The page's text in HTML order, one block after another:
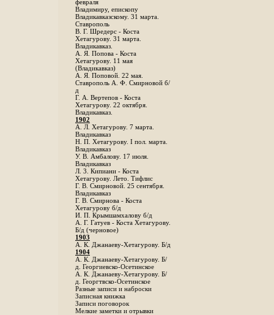
февраля
Владимиру, епископу
Владикавказскому. 31 марта.
Ставрополь
В. Г. Шредерс - Коста
Хетагурову. 31 марта.
Владикавказ.
А. Я. Попова - Коста
Хетагурову. 11 мая
(Владикавказ)
А. Я. Поповой. 22 мая.
Ставрополь А. Ф. Смирновой б/
д
Г. А. Вертепов - Коста
Хетагурову. 22 октября.
Владикавказ.
1902
А. Л. Хетагурову. 7 марта.
Владикавказ
Н. П. Хетагурову. I пол. марта.
Владикавказ
У. В. Амбалову. 17 июля.
Владикавказ
Л. 3. Кипиани - Коста
Хетагурову. Лето. Тифлис
Г. В. Смирновой. 25 сентября.
Владикавказ
Г. В. Смирнова - Коста
Хетагурову б/д
И. П. Крымшамхалову б/д
А. Г. Гатуев - Коста Хетагурову.
Б/д (черновое)
1903
А. К. Джанаеву-Хетагурову. Б/д
1904
А. К. Джанаеву-Хетагурову. Б/
д. Георгиевско-Осетинское
А. К. Джанаеву-Хетагурову. Б/
д. Георгтвско-Осетинское
Разные записи и наброски
Записная книжка
Записи поговорок
Мелкие заметки и отрывки